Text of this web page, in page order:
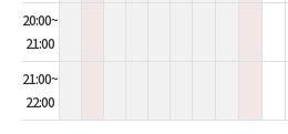
20:00~
21:00
21:00~
22:00